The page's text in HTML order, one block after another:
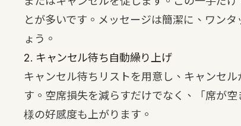
とが多いです。メッセージは簡潔に、ワン
ょう。
2. キャンセル待ち自動繰り上げ
キャンセル待ちリストを用意し、キャンセ
す。空席損失を減らすだけでなく、「席が
様の好感度も上がります。